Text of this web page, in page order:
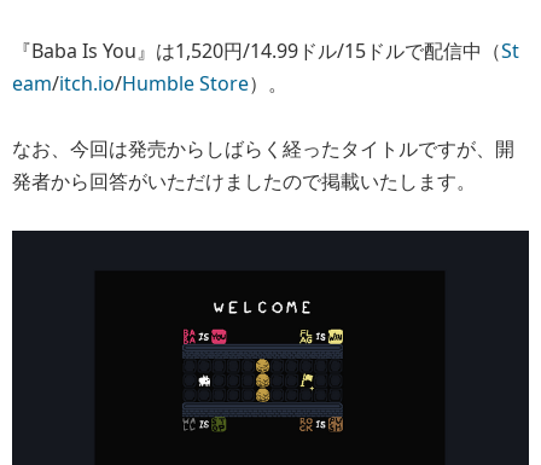
『Baba Is You』は1,520円/14.99ドル/15ドルで配信中（St
eam/itch.io/Humble Store）。
なお、今回は発売からしばらく経ったタイトルですが、開
発者から回答がいただけましたので掲載いたします。